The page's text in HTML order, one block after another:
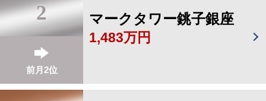
2
前月2位
マークタワー銚子銀座
1,483万円